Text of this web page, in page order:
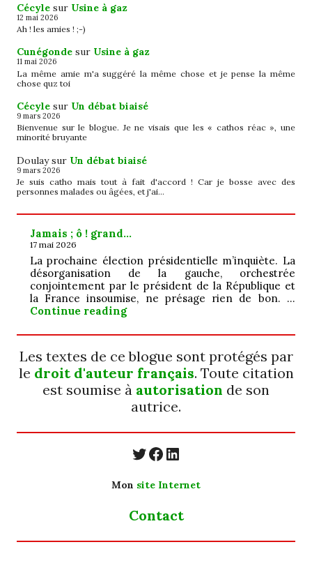
Cécyle sur Usine à gaz
12 mai 2026
Ah ! les amies ! ;-)
Cunégonde sur Usine à gaz
11 mai 2026
La même amie m'a suggéré la même chose et je pense la même
chose quz toi
Cécyle sur Un débat biaisé
9 mars 2026
Bienvenue sur le blogue. Je ne visais que les « cathos réac », une
minorité bruyante
Doulaysur Un débat biaisé
9 mars 2026
Je suis catho mais tout à fait d'accord ! Car je bosse avec des
personnes malades ou âgées, et j'ai…
Jamais ; ô ! grand…
17 mai 2026
La prochaine élection présidentielle m’inquiète. La
désorganisation de la gauche, orchestrée
conjointement par le président de la République et
la France insoumise, ne présage rien de bon. …
Continue readingJamais ; ô ! grand…
Les textes de ce blogue sont protégés par
le droit d'auteur français. Toute citation
est soumise à autorisation de son
autrice.
https://twitter.com/
https://
https://www.linkedin.com/in/cecyle-jung-cyjung/
Mon site Internet
Contact